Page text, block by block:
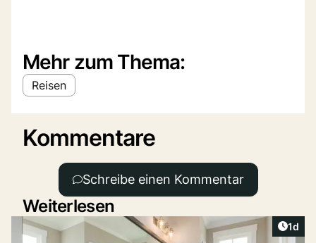
Mehr zum Thema:
Reisen
Kommentare
Schreibe einen Kommentar
Weiterlesen
1d